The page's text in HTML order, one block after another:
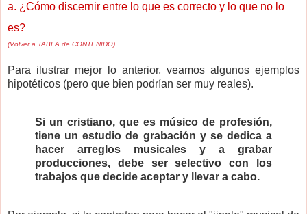
a. ¿Cómo discernir entre lo que es correcto y lo que no lo
es?
(Volver a TABLA de CONTENIDO)
Para ilustrar mejor lo anterior, veamos algunos ejemplos
hipotéticos (pero que bien podrían ser muy reales).
Si un cristiano, que es músico de profesión,
tiene un estudio de grabación y se dedica a
hacer arreglos musicales y a grabar
producciones, debe ser selectivo con los
trabajos que decide aceptar y llevar a cabo.